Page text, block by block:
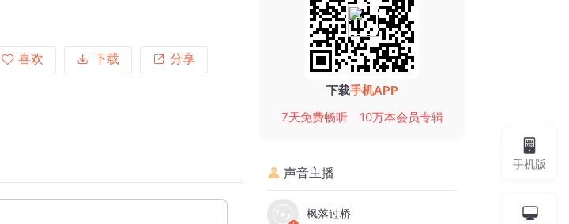
喜欢
下载 分享
下载手机APP
7天免费畅听
10万本会员专辑
声音主播
枫落过桥
手机版